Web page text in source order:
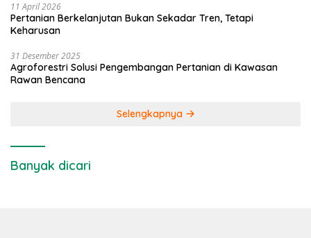
11 April 2026
Pertanian Berkelanjutan Bukan Sekadar Tren, Tetapi
Keharusan
31 Desember 2025
Agroforestri Solusi Pengembangan Pertanian di Kawasan
Rawan Bencana
Selengkapnya
Banyak dicari